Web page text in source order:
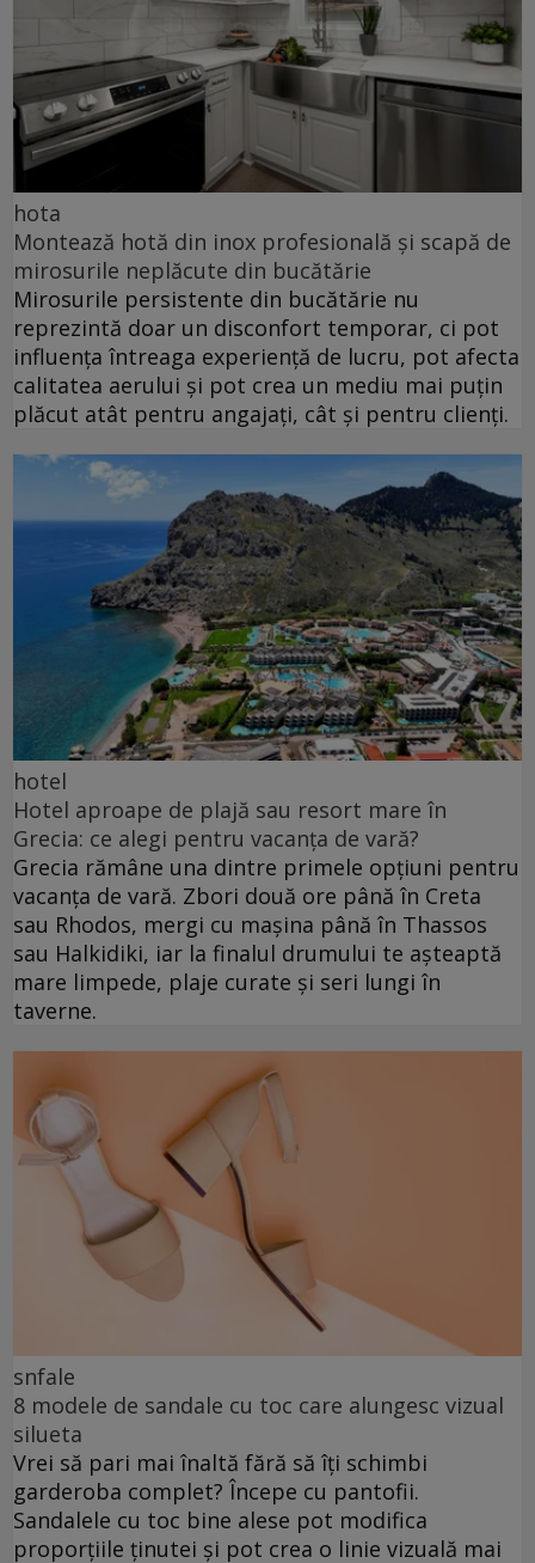
hota
Montează hotă din inox profesională și scapă de
mirosurile neplăcute din bucătărie
Mirosurile persistente din bucătărie nu
reprezintă doar un disconfort temporar, ci pot
influența întreaga experiență de lucru, pot afecta
calitatea aerului și pot crea un mediu mai puțin
plăcut atât pentru angajați, cât și pentru clienți.
hotel
Hotel aproape de plajă sau resort mare în
Grecia: ce alegi pentru vacanța de vară?
Grecia rămâne una dintre primele opțiuni pentru
vacanța de vară. Zbori două ore până în Creta
sau Rhodos, mergi cu mașina până în Thassos
sau Halkidiki, iar la finalul drumului te așteaptă
mare limpede, plaje curate și seri lungi în
taverne.
snfale
8 modele de sandale cu toc care alungesc vizual
silueta
Vrei să pari mai înaltă fără să îți schimbi
garderoba complet? Începe cu pantofii.
Sandalele cu toc bine alese pot modifica
proporțiile ținutei și pot crea o linie vizuală mai